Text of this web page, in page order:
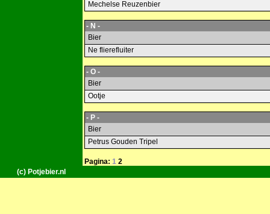
Mechelse Reuzenbier
- N -
Bier
Ne flierefluiter
- O -
Bier
Ootje
- P -
Bier
Petrus Gouden Tripel
Pagina: 1 2
(c) Potjebier.nl